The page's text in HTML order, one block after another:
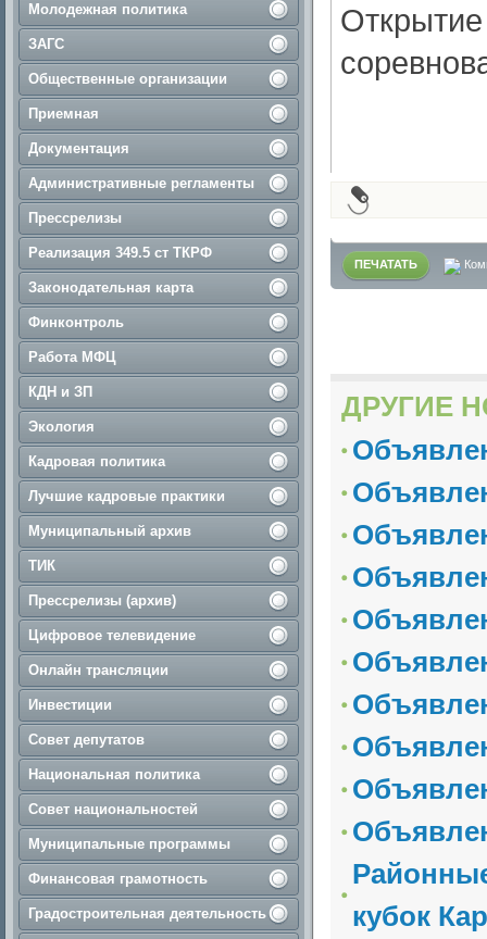
Молодежная политика
ЗАГС
Общественные организации
Приемная
Документация
Административные регламенты
Прессрелизы
Реализация 349.5 ст ТКРФ
Законодательная карта
Финконтроль
Работа МФЦ
КДН и ЗП
Экология
Кадровая политика
Лучшие кадровые практики
Муниципальный архив
ТИК
Прессрелизы (архив)
Цифровое телевидение
Онлайн трансляции
Инвестиции
Совет депутатов
Национальная политика
Совет национальностей
Муниципальные программы
Финансовая грамотность
Градостроительная деятельность
ПЕЧАТАТЬ
ДРУГИЕ
кубок